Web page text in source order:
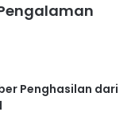
Penghasilan dari